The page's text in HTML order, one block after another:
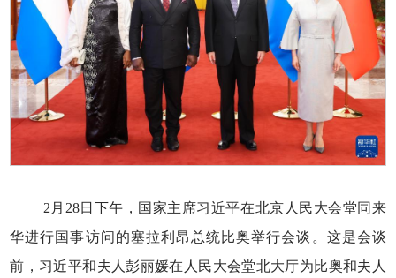
2月28日下午，国家主席习近平在北京人民大会堂同来
华进行国事访问的塞拉利昂总统比奥举行会谈。这是会谈
前，习近平和夫人彭丽媛在人民大会堂北大厅为比奥和夫人